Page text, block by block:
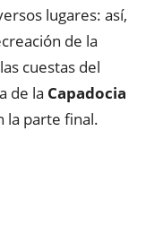
lugares: así,
de la
cuestas del
de la Capadocia
la parte final.